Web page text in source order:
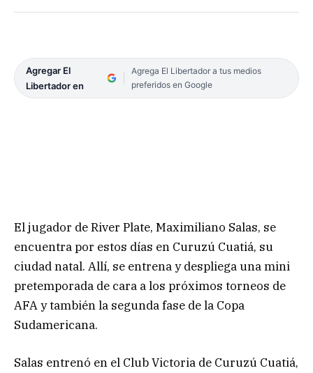
Agregar El
Libertador en
Agrega El Libertador a tus medios
preferidos en Google
El jugador de River Plate, Maximiliano Salas, se
encuentra por estos días en Curuzú Cuatiá, su
ciudad natal. Allí, se entrena y despliega una mini
pretemporada de cara a los próximos torneos de
AFA y también la segunda fase de la Copa
Sudamericana.
Salas entrenó en el Club Victoria de Curuzú Cuatiá,